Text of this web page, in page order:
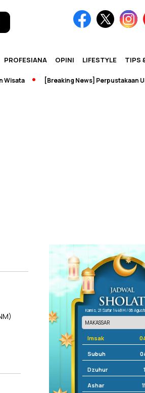
PROFESIANA OPINI LIFESTYLE TIPS
[Breaking News] Perpustakaan UNM
Kamis, 21 Safar 1448 H / 06
Imsak
Subuh
Dzuhur
Ashar